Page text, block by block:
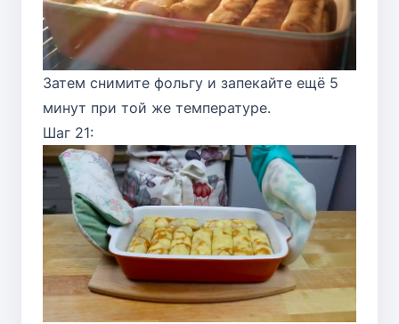
Затем снимите фольгу и запекайте ещё 5
минут при той же температуре.
Шаг 21: